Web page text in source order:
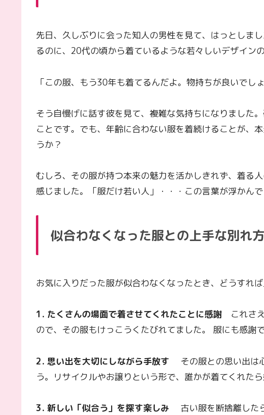
先日、久しぶりに会った知人の男性を見て、はっとしま
るのに、20代の頃から着ているような若々しいデザイン
「この服、もう30年も着てるんだよ。物持ちが良いでしょ
そう自慢げに話す彼を見て、複雑な気持ちになりました
ことです。でも、年齢に合わない服を着続けることが、
うか？
むしろ、その服が持つ本来の魅力を活かしきれず、着る
感じました。「服だけ若い人」・・・この言葉が浮かんで
似合わなくなった服との上手な別れ方
お気に入りだった服が似合わなくなったとき、どうすれ
1. たくさんの場面で着させてくれたことに感謝 これさ
ので、その服もけっこうくたびれてました。 服にも感謝で
2. 思い出を大切にしながら手放す その服との思い出は
う。リサイクルやお譲りという形で、誰かが着てくれたら
3. 新しい「似合う」を探す楽しみ 古い服を断捨離した